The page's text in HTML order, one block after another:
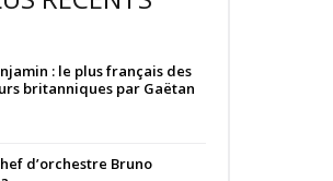
: le plus français des
britanniques par Gaëtan
d’orchestre Bruno